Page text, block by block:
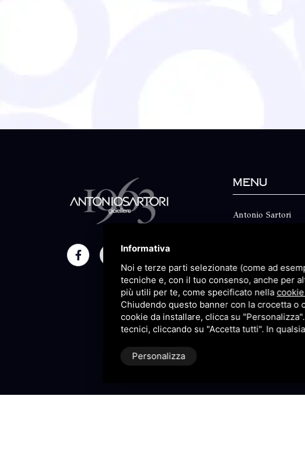
Menu
Antonio Sartori
Maison
Blog
Sitemap
Informativa
Noi e terze parti selezionate (come ad
tecniche e, con il tuo consenso, anche per
più utili per te, come specificato nella
Chiudendo questo banner con la crocetta
cookie da installare, clicca su
tecnici, cliccando su "Accetta tutti". In
Personalizza